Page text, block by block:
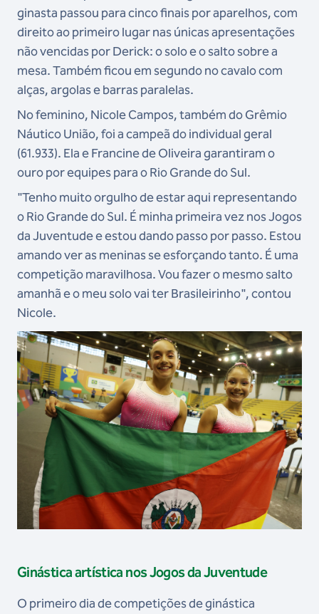
ginasta passou para cinco finais por aparelhos, com
direito ao primeiro lugar nas únicas apresentações
não vencidas por Derick: o solo e o salto sobre a
mesa. Também ficou em segundo no cavalo com
alças, argolas e barras paralelas.
No feminino, Nicole Campos, também do Grêmio
Náutico União, foi a campeã do individual geral
(61.933). Ela e Francine de Oliveira garantiram o
ouro por equipes para o Rio Grande do Sul.
"Tenho muito orgulho de estar aqui representando
o Rio Grande do Sul. É minha primeira vez nos Jogos
da Juventude e estou dando passo por passo. Estou
amando ver as meninas se esforçando tanto. É uma
competição maravilhosa. Vou fazer o mesmo salto
amanhã e o meu solo vai ter Brasileirinho", contou
Nicole.
Ginástica artística nos Jogos da Juventude
O primeiro dia de competições de ginástica